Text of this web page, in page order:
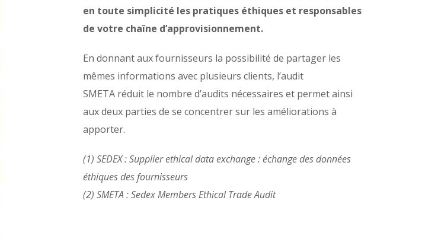
en toute simplicité les pratiques éthiques et responsables
de votre chaîne d’approvisionnement.
En donnant aux fournisseurs la possibilité de partager les
mêmes informations avec plusieurs clients, l’audit
SMETA réduit le nombre d’audits nécessaires et permet ainsi
aux deux parties de se concentrer sur les améliorations à
apporter.
(1) SEDEX : Supplier ethical data exchange : échange des données
éthiques des fournisseurs
(2) SMETA : Sedex Members Ethical Trade Audit